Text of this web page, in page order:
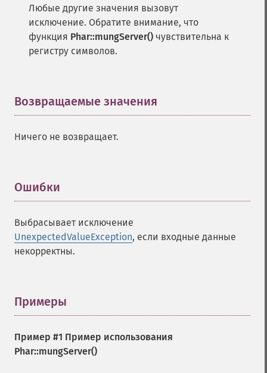
Любые другие значения вызовут
исключение. Обратите внимание, что
функция Phar::mungServer() чувствительна к
регистру символов.
Возвращаемые значения
Ничего не возвращает.
Ошибки
Выбрасывает исключение
UnexpectedValueException, если входные данные
некорректны.
Примеры
Пример #1 Пример использования
Phar::mungServer()